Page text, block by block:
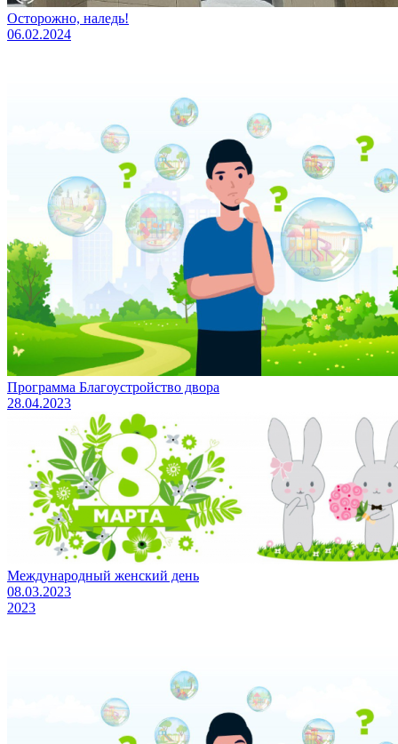
Осторожно, наледь!
06.02.2024
Программа Благоустройство двора
28.04.2023
Международный женский день
08.03.2023
2023